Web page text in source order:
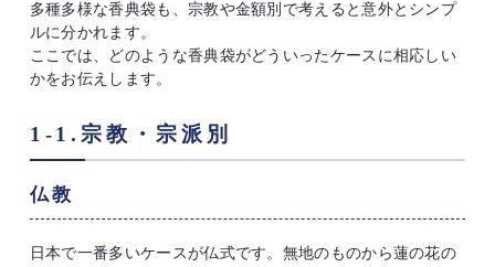
多種多様な香典袋も、宗教や金額別で考えると意外とシンプ
ルに分かれます。
ここでは、どのような香典袋がどういったケースに相応しい
かをお伝えします。
1-1.宗教・宗派別
仏教
日本で一番多いケースが仏式です。無地のものから蓮の花の